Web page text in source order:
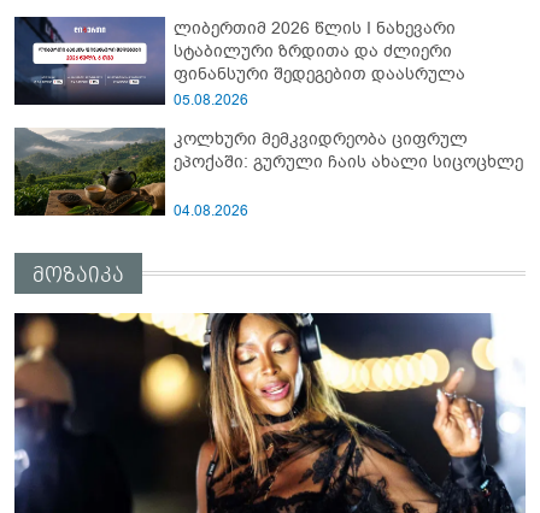
ლიბერთიმ 2026 წლის I ნახევარი
სტაბილური ზრდითა და ძლიერი
ფინანსური შედეგებით დაასრულა
05.08.2026
კოლხური მემკვიდრეობა ციფრულ
ეპოქაში: გურული ჩაის ახალი სიცოცხლე
04.08.2026
მოზაიკა